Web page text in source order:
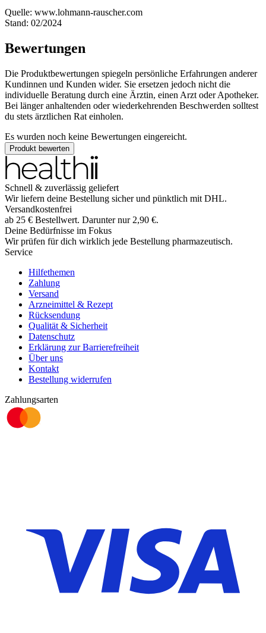
Quelle: www.lohmann-rauscher.com
Stand: 02/2024
Bewertungen
Die Produktbewertungen spiegeln persönliche Erfahrungen anderer
Kundinnen und Kunden wider. Sie ersetzen jedoch nicht die
individuelle Beratung durch eine Ärztin, einen Arzt oder Apotheker.
Bei länger anhaltenden oder wiederkehrenden Beschwerden solltest
du stets ärztlichen Rat einholen.
Es wurden noch keine Bewertungen eingereicht.
Produkt bewerten
Schnell & zuverlässig geliefert
Wir liefern deine Bestellung sicher und pünktlich mit DHL.
Versandkostenfrei
ab 25 € Bestellwert. Darunter nur 2,90 €.
Deine Bedürfnisse im Fokus
Wir prüfen für dich wirklich jede Bestellung pharmazeutisch.
Service
Hilfethemen
Zahlung
Versand
Arzneimittel & Rezept
Rücksendung
Qualität & Sicherheit
Datenschutz
Erklärung zur Barrierefreiheit
Über uns
Kontakt
Bestellung widerrufen
Zahlungsarten